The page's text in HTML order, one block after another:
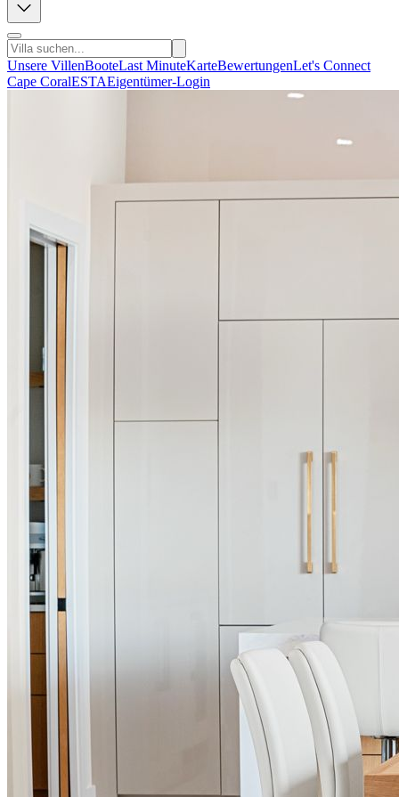
Unsere VillenBooteLast MinuteKarteBewertungenLet's Connect
Cape CoralESTAEigentümer-Login